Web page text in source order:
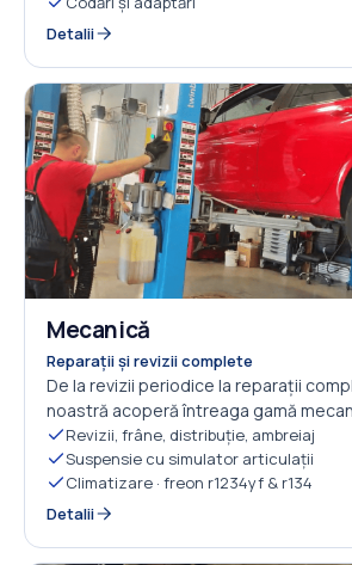
Detalii
04
Mecanică
Reparații și revizii complete
De la revizii periodice la reparații
noastră acoperă întreaga gamă
Revizii, frâne, distribuție, ambreiaj
Suspensie cu simulator articulații
Climatizare · freon r1234yf & r134
Detalii